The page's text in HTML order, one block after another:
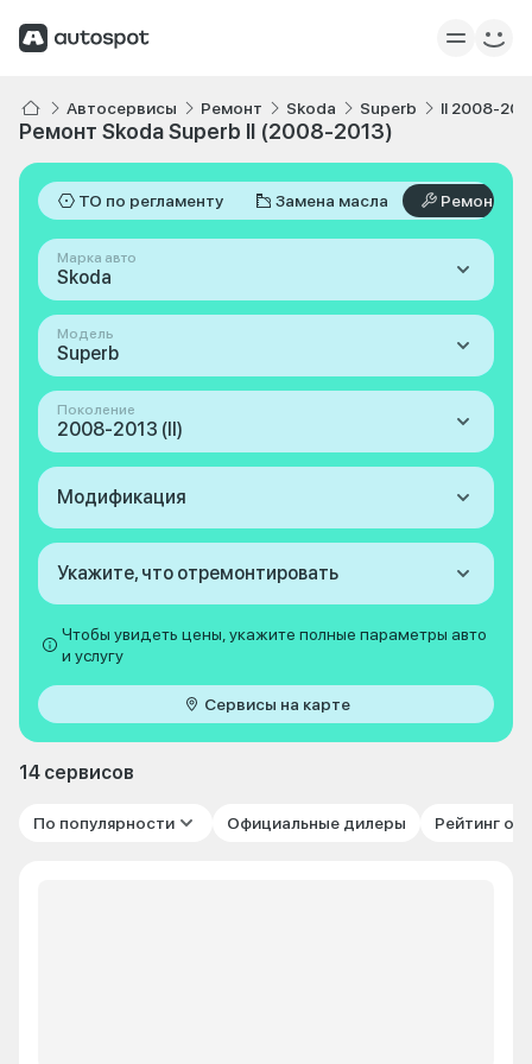
Автосервисы Ремонт Skoda Superb II 2008-
Ремонт Skoda Superb II (2008-2013)
ТО по регламенту Замена масла Ремонт
Марка авто
Skoda
Модель
Superb
Поколение
2008-2013 (II)
Модификация
Укажите, что отремонтировать
Чтобы увидеть цены, укажите полные параметры авто
и услугу
Сервисы на карте
14 сервисов
По популярности Официальные дилеры Рейтинг